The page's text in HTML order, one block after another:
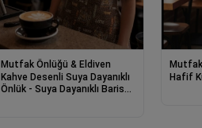
Mutfak Önlüğü & Eldiven
Kahve Desenli Suya Dayanıklı
Önlük - Suya Dayanıklı Barista
Hafif